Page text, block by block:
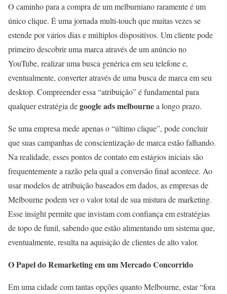
O caminho para a compra de um melburniano raramente é um
único clique. É uma jornada multi-touch que muitas vezes se
estende por vários dias e múltiplos dispositivos. Um cliente pode
primeiro descobrir uma marca através de um anúncio no
YouTube, realizar uma busca genérica em seu telefone e,
eventualmente, converter através de uma busca de marca em seu
desktop. Compreender essa “atribuição” é fundamental para
qualquer estratégia degoogle ads melbournea longo prazo.
Se uma empresa mede apenas o “último clique”, pode concluir
que suas campanhas de conscientização de marca estão falhando.
Na realidade, esses pontos de contato em estágios iniciais são
frequentemente a razão pela qual a conversão final acontece. Ao
usar modelos de atribuição baseados em dados, as empresas de
Melbourne podem ver o valor total de sua mistura de marketing.
Esse insight permite que invistam com confiança em estratégias
de topo de funil, sabendo que estão alimentando um sistema que,
eventualmente, resulta na aquisição de clientes de alto valor.
O Papel do Remarketing em um Mercado Concorrido
Em uma cidade com tantas opções quanto Melbourne, estar “fora